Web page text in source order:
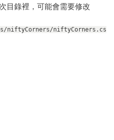
目錄裡，可能會需要修改
niftyCorners/niftyCorners.cs